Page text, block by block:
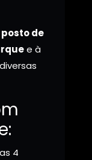
de
e à
4